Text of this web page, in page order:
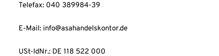
Telefax: 040 389984-39
E-Mail: info@asahandelskontor.de
USt-IdNr.: DE 118 522 000